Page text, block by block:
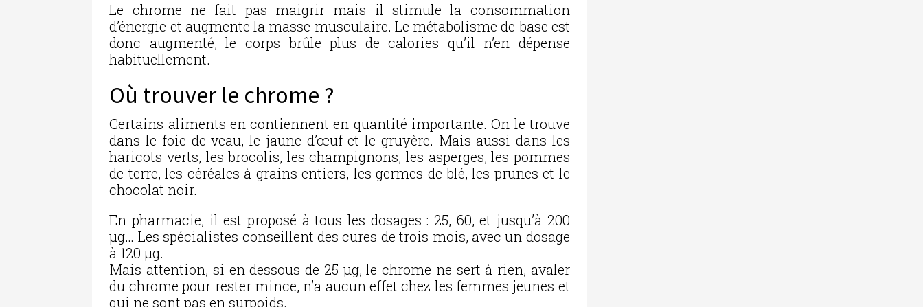
Le chrome ne fait pas maigrir mais il stimule la consommation
d’énergie et augmente la masse musculaire. Le métabolisme de base est
donc augmenté, le corps brûle plus de calories qu’il n’en dépense
habituellement.
Où trouver le chrome ?
Certains aliments en contiennent en quantité importante. On le trouve
dans le foie de veau, le jaune d’œuf et le gruyère. Mais aussi dans les
haricots verts, les brocolis, les champignons, les asperges, les pommes
de terre, les céréales à grains entiers, les germes de blé, les prunes et le
chocolat noir.
En pharmacie, il est proposé à tous les dosages : 25, 60, et jusqu’à 200
µg… Les spécialistes conseillent des cures de trois mois, avec un dosage
à 120 µg.
Mais attention, si en dessous de 25 µg, le chrome ne sert à rien, avaler
du chrome pour rester mince, n’a aucun effet chez les femmes jeunes et
qui ne sont pas en surpoids.